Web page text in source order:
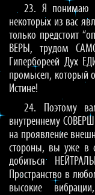
23. Я понимаю
некоторых из вас
только предстоит
ВЕРЫ, трудом
Гипербореей Дух
промысел, который
Истине!
24. Поэтому
внутреннему
на проявление
стороны, вы уже в
добиться
Пространство в
высокие